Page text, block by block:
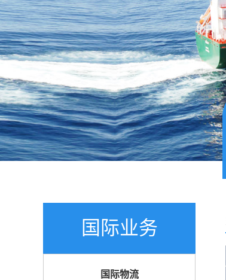
国际业务
国际物流